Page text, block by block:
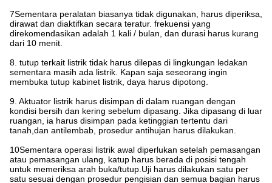
7Sementara peralatan biasanya tidak digunakan, harus diperiksa,
dirawat dan diaktifkan secara teratur. frekuensi yang
direkomendasikan adalah 1 kali / bulan, dan durasi harus kurang
dari 10 menit.
8. tutup terkait listrik tidak harus dilepas di lingkungan ledakan
sementara masih ada listrik. Kapan saja seseorang ingin
membuka tutup kabinet listrik, daya harus dipotong.
9. Aktuator listrik harus disimpan di dalam ruangan dengan
kondisi bersih dan kering sebelum dipasang. Jika dipasang di luar
ruangan, ia harus disimpan pada ketinggian tertentu dari
tanah,dan antilembab, prosedur antihujan harus dilakukan.
10Sementara operasi listrik awal diperlukan setelah pemasangan
atau pemasangan ulang, katup harus berada di posisi tengah
untuk memeriksa arah buka/tutup.Uji harus dilakukan satu per
satu sesuai dengan prosedur pengisian dan semua bagian harus